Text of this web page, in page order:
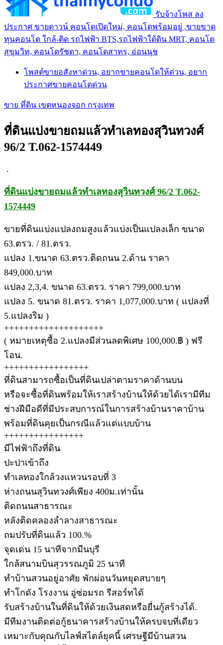
รับจ้างโพส ลง
ประกาศ ขายดาวน์ คอนโดเปิดใหม่, คอนโดพร้อมอยู่ ,ขายขาด
ทุนคอนโด ใกล้-ติด รถไฟฟ้า BTS,รถไฟฟ้าใต้ดิน MRT, คอนโด
สุขุมวิท, คอนโดรัชดา, คอนโดสาทร, อ่อนนุช
โพสต์ขายอสังหาด่วน, อยากขายคอนโดให้ด่วน, อยาก
ประกาศขายคอนโดด่วน
ขาย ที่ดิน เขตหนองจอก กรุงเทพ
ที่ดินแบ่งขายถมแล้วทำเลทองสุวินทวงศ์
96/2 T.062-1574449
.
ที่ดินแบ่งขายถมแล้วทำเลทองสุวินทวงศ์ 96/2 T.062-
1574449
ขายที่ดินแบ่งแปลงถมสูงแล้วแบ่งเป็นแปลงเล็ก ขนาด
63.ตรว. / 81.ตรว.
แปลง 1.ขนาด 63.ตรว.ติดถนน 2.ด้าน ราคา
849,000.บาท
แปลง 2,3,4. ขนาด 63.ตรว. ราคา 799,000.บาท
แปลง 5. ขนาด 81.ตรว. ราคา 1,077,000.บาท ( แปลงที่
5.แปลงริม )
++++++++++++++++++++
( หมายเหตุซื้อ 2.แปลงมีส่วนลดพิเศษ 100,000.฿ ) ฟรี
โอน.
+++++++++++++++++
ที่ดินสามารถซื้อเป็นที่ดินเปล่าตามราคาด้านบน
หรือจะซื้อที่ดินพร้อมให้เราสร้างบ้านให้ด้วยได้เรามีทีม
ช่างฝีมือดีที่มีประสบการณ์ในการสร้างบ้านราคาบ้าน
พร้อมที่ดินคุยเป็นกรณีแล้วแต่แบบบ้าน
++++++++++++++++
มีไฟฟ้าถึงที่ดิน
ปะปาเข้าถึง
ทำเลทองใกล้วงแหวนรอบที่ 3
ห่างถนนสุวินทวงศ์เพียง 400ม.เท่านั้น
ติดถนนสาธารณะ
หลังติดคลองลำลางสาธารณะ
ถมปรับที่ดินแล้ว 100.%
จุดเด่น 15 นาทีจากมีนบุรี
ใกล้สนามบินสุวรรณภูมิ 25 นาที
ทำบ้านสวนอยู่อาศัย พักผ่อนวันหยุดสบายๆ
ทำโกดัง โรงงาน อู่ซ่อมรถ รีสอร์ทได้
รับสร้างบ้านในที่ดินให้ด้วยเงินสดหรือยื่นกู้สร้างได้.
มีทีมงานติดต่อกู้ธนาคารสร้างบ้านให้ครบจบที่เดียว
เหมาะกับคุณกับไลฟ์สไตล์ยุคนี้ เศรษฐีมีบ้านสวน